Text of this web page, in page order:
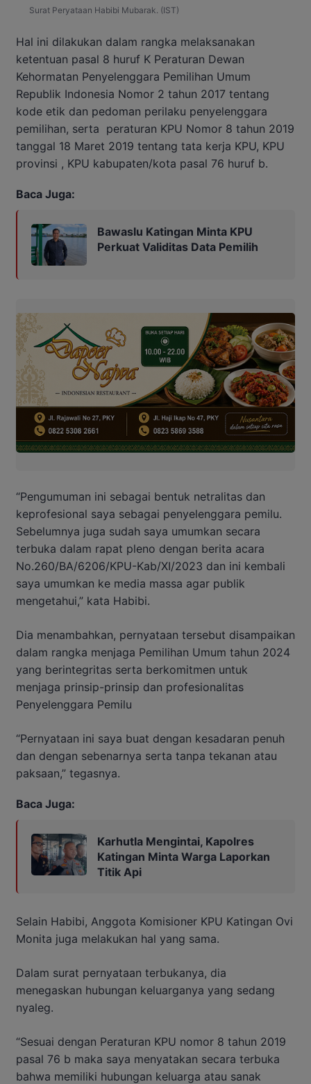
Surat Peryataan Habibi Mubarak. (IST)
Hal ini dilakukan dalam rangka melaksanakan
ketentuan pasal 8 huruf K Peraturan Dewan
Kehormatan Penyelenggara Pemilihan Umum
Republik Indonesia Nomor 2 tahun 2017 tentang
kode etik dan pedoman perilaku penyelenggara
pemilihan, serta peraturan KPU Nomor 8 tahun 2019
tanggal 18 Maret 2019 tentang tata kerja KPU, KPU
provinsi , KPU kabupaten/kota pasal 76 huruf b.
Baca Juga:
Bawaslu Katingan Minta KPU
Perkuat Validitas Data Pemilih
“Pengumuman ini sebagai bentuk netralitas dan
keprofesional saya sebagai penyelenggara pemilu.
Sebelumnya juga sudah saya umumkan secara
terbuka dalam rapat pleno dengan berita acara
No.260/BA/6206/KPU-Kab/XI/2023 dan ini kembali
saya umumkan ke media massa agar publik
mengetahui,” kata Habibi.
Dia menambahkan, pernyataan tersebut disampaikan
dalam rangka menjaga Pemilihan Umum tahun 2024
yang berintegritas serta berkomitmen untuk
menjaga prinsip-prinsip dan profesionalitas
Penyelenggara Pemilu
“Pernyataan ini saya buat dengan kesadaran penuh
dan dengan sebenarnya serta tanpa tekanan atau
paksaan,” tegasnya.
Baca Juga:
Karhutla Mengintai, Kapolres
Katingan Minta Warga Laporkan
Titik Api
Selain Habibi, Anggota Komisioner KPU Katingan Ovi
Monita juga melakukan hal yang sama.
Dalam surat pernyataan terbukanya, dia
menegaskan hubungan keluarganya yang sedang
nyaleg.
“Sesuai dengan Peraturan KPU nomor 8 tahun 2019
pasal 76 b maka saya menyatakan secara terbuka
bahwa memiliki hubungan keluarga atau sanak